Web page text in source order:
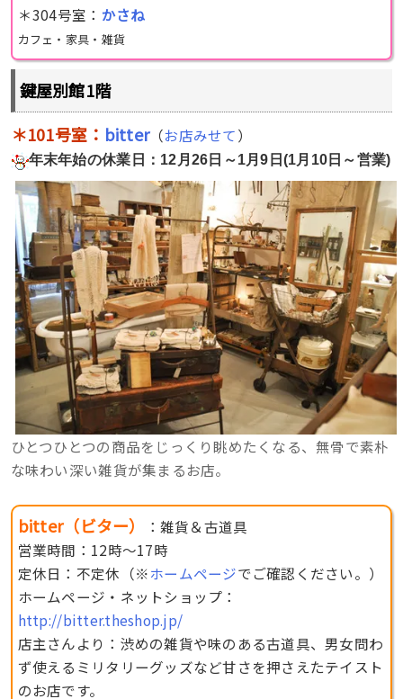
＊304号室： かさね
カフェ・家具・雑貨
鍵屋別館1階
＊101号室： bitter（お店みせて）
年末年始の休業日：12月26日～1月9日(1月10日～営業)
ひとつひとつの商品をじっくり眺めたくなる、無骨で素朴
な味わい深い雑貨が集まるお店。
bitter（ビター）
：雑貨＆古道具
営業時間：12時〜17時
定休日：不定休（※ホームページでご確認ください。）
ホームページ・ネットショップ：
http://bitter.theshop.jp/
店主さんより：渋めの雑貨や味のある古道具、男女問わ
ず使えるミリタリーグッズなど甘さを押さえたテイスト
のお店です。